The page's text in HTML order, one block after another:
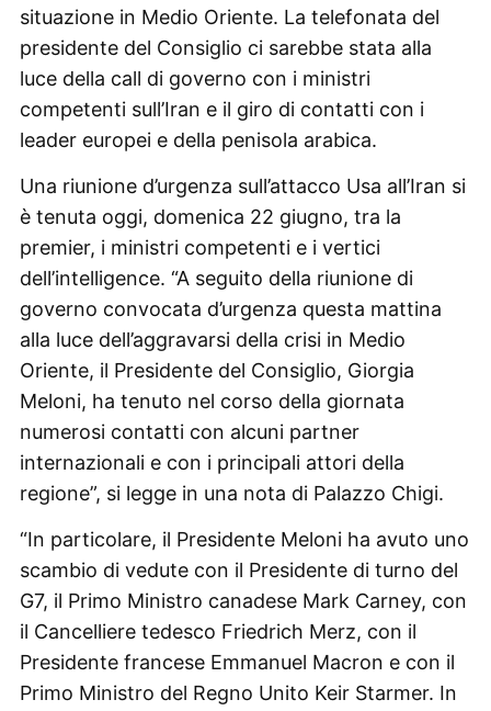
situazione in Medio Oriente. La telefonata del
presidente del Consiglio ci sarebbe stata alla
luce della call di governo con i ministri
competenti sull’Iran e il giro di contatti con i
leader europei e della penisola arabica.
Una riunione d’urgenza sull’attacco Usa all’Iran si
è tenuta oggi, domenica 22 giugno, tra la
premier, i ministri competenti e i vertici
dell’intelligence. “A seguito della riunione di
governo convocata d’urgenza questa mattina
alla luce dell’aggravarsi della crisi in Medio
Oriente, il Presidente del Consiglio, Giorgia
Meloni, ha tenuto nel corso della giornata
numerosi contatti con alcuni partner
internazionali e con i principali attori della
regione”, si legge in una nota di Palazzo Chigi.
“In particolare, il Presidente Meloni ha avuto uno
scambio di vedute con il Presidente di turno del
G7, il Primo Ministro canadese Mark Carney, con
il Cancelliere tedesco Friedrich Merz, con il
Presidente francese Emmanuel Macron e con il
Primo Ministro del Regno Unito Keir Starmer. In